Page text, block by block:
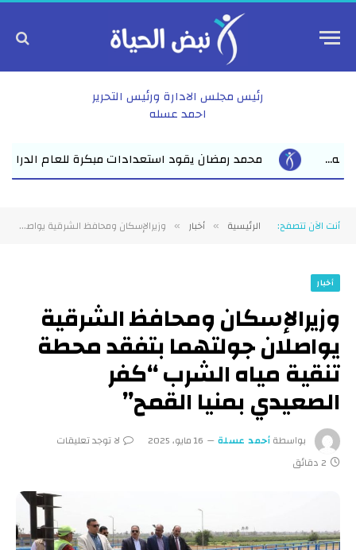
رئيس مجلس الادارة ورئيس التحرير
احمد عسله
مبكرة للعام الدراسي الجديد بفاقوس لقاء موسع يجمع نواب
أنت الآن تتصفح: الرئيسية » أخبار » وزيرالإسكان ومحافظ الشرقية يواصلان جولتهما بتفقد محطة تنقية مياه الشرب “كفر الصعيدي بمنيا القمح”
أخبار
وزيرالإسكان ومحافظ الشرقية
يواصلان جولتهما بتفقد محطة
تنقية مياه الشرب “كفر
الصعيدي بمنيا القمح”
بواسطةأحمد عسلة 16 مايو، 2025
لا توجد تعليقات
2 دقائق